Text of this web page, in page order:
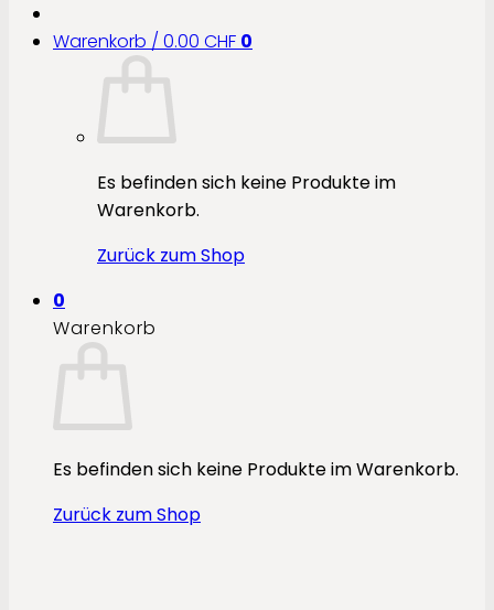
Warenkorb / 0.00 CHF 0
Es befinden sich keine Produkte im
Warenkorb.
Zurück zum Shop
0
Warenkorb
Es befinden sich keine Produkte im Warenkorb.
Zurück zum Shop